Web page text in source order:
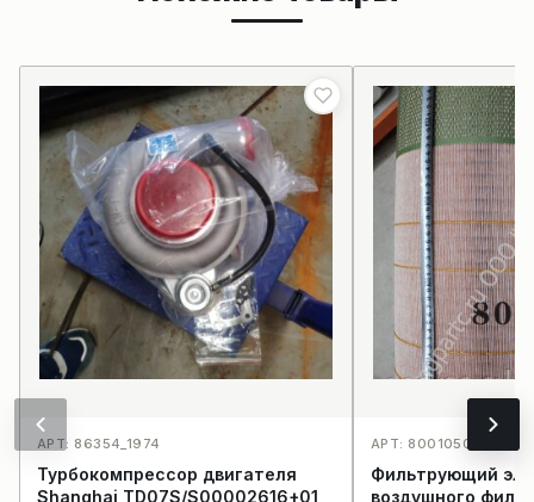
АРТ: 86354_1974
Турбокомпрессор двигателя
Shanghai TD07S/S00002616+01
АРТ:
Фильтрующий
воздушного